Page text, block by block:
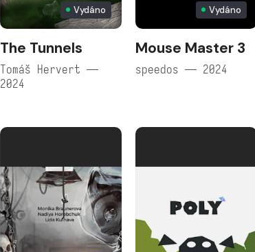
Vydáno
The Tunnels
Tomáš Hervert —
2024
Vydáno
Mouse Master 3
speedos — 2024